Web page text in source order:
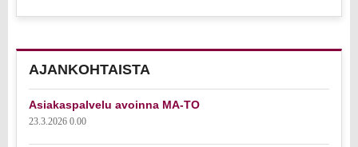
AJANKOHTAISTA
Asiakaspalvelu avoinna MA-TO
23.3.2026 0.00